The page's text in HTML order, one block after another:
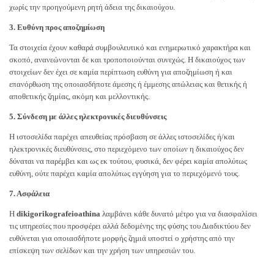
χωρίς την προηγούμενη ρητή άδεια της δικαιούχου.
3. Ευθύνη προς αποζημίωση
Τα στοιχεία έχουν καθαρά συμβουλευτικό και ενημερωτικό χαρακτήρα και
σκοπό, ανανεώνονται δε και τροποποιούνται συνεχώς. Η δικαιούχος των
στοιχείων δεν έχει σε καμία περίπτωση ευθύνη για αποζημίωση ή και
επανόρθωση της οποιασδήποτε άμεσης ή έμμεσης απώλειας και θετικής ή
αποθετικής ζημίας, ακόμη και μελλοντικής.
5. Σύνδεση με άλλες ηλεκτρονικές διευθύνσεις
Η ιστοσελίδα παρέχει απευθείας πρόσβαση σε άλλες ιστοσελίδες ή/και
ηλεκτρονικές διευθύνσεις, στο περιεχόμενο των οποίων η δικαιούχος δεν
δύναται να παρέμβει και ως εκ τούτου, φυσικά, δεν φέρει καμία απολύτως
ευθύνη, ούτε παρέχει καμία απολύτως εγγύηση για το περιεχόμενό τους.
7. Ασφάλεια
Η dikigorikografeioathina λαμβάνει κάθε δυνατό μέτρο για να διασφαλίσει
τις υπηρεσίες που προσφέρει αλλά δεδομένης της φύσης του Διαδικτύου δεν
ευθύνεται για οποιασδήποτε μορφής ζημιά υποστεί ο χρήστης από την
επίσκεψη των σελίδων και την χρήση των υπηρεσιών του.